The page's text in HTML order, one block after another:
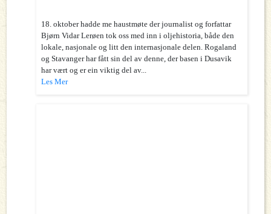
18. oktober hadde me haustmøte der journalist og forfattar
Bjørn Vidar Lerøen tok oss med inn i oljehistoria, både den
lokale, nasjonale og litt den internasjonale delen. Rogaland
og Stavanger har fått sin del av denne, der basen i Dusavik
har vært og er ein viktig del av...
Les Mer